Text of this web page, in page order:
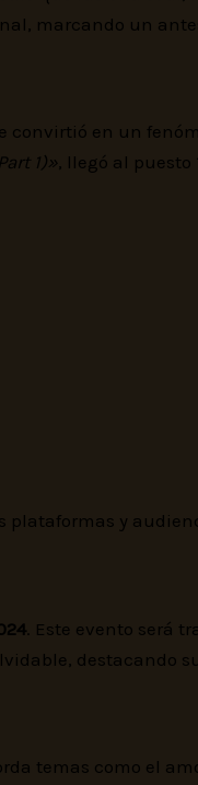
marcando un
convirtió en un
1)», llegó al puesto
plataformas y
. Este evento será
destacando
temas como el